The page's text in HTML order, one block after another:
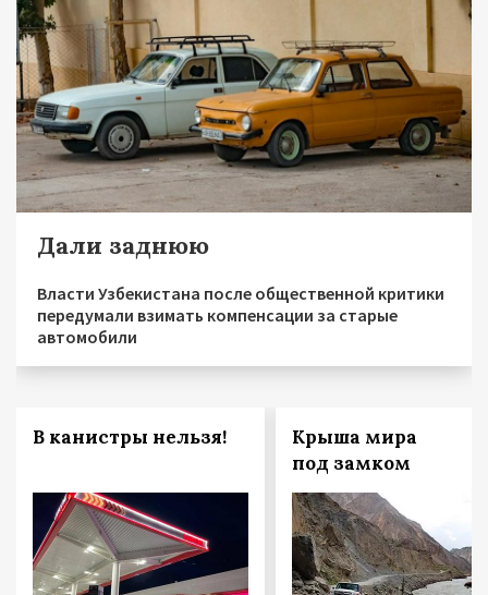
Дали заднюю
Власти Узбекистана после общественной критики
передумали взимать компенсации за старые
автомобили
В канистры нельзя!
Крыша мира
под замком